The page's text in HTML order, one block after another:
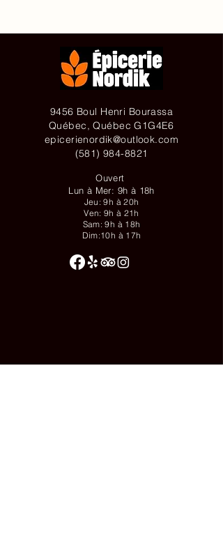
9456 Boul Henri Bourassa
Québec, Québec G1G4E6
epicerienordik@outlook.com
(581) 984-8821
Ouvert
Lun à Mer: 9h à 18h
Jeu: 9h à 20h
Ven: 9h à 21h
Sam: 9h à 18h
Dim:10h à 17h